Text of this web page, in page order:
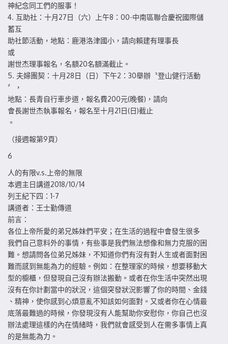
神紀念同工們的服事！
4. 互助社：十月27日（六）上午8：00-中南區聯合慶祝國際儲
蓄互
助社節活動，地點：鹿港洛津國小，請向賴建有理事長
或
謝世杰理事報名，名額20名額滿截止。
5. 夫婦團契：十月28日（日）下午2：30舉辦〝登山健行活動
〞，
地點：長青自行車步道，報名費200元(晚餐)，請向
會長謝世杰執事報名，報名至十月21日(日)截止
。
（接週報第9頁）
6
人的有限v.s.上帝的無限
本週主日講道2018/10/14
列王紀下四：1-7
講道者：王士勤傳道
前言：
各位上帝所愛的弟兄姊妹們平安；在生活的過程中會發生很多
我們自己意料外的事情，有些事是我們無法想像和無力克服的困
難。想請問各位弟兄姊妹，不知道你們有沒有對人生或者面對困
難而感到無能為力的經驗。例如：在整理家的時候，想要移動大
型的櫥櫃，但發現自己沒有辦法搬動。或者在你生活中突然出現
沒有在你計劃當中的狀況，這個突發狀況影響了你的時間、金錢
、精神，使你感到心煩意亂不知該如何面對。又或者你在心情最
底落最難過的時候，你發現沒有人能幫助你安慰你，你自己也沒
辦法處理這樣的內在情緒時，我們就會感受到人在需多事情上真
的是無能為力。